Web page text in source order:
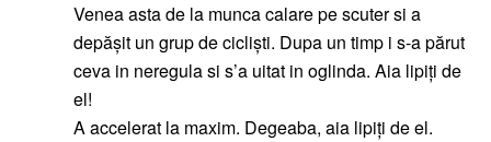
Venea asta de la munca calare pe scuter si a
depășit un grup de cicliști. Dupa un timp i s-a părut
ceva in neregula si s’a uitat in oglinda. Aia lipiți de
el!
A accelerat la maxim. Degeaba, aia lipiți de el.